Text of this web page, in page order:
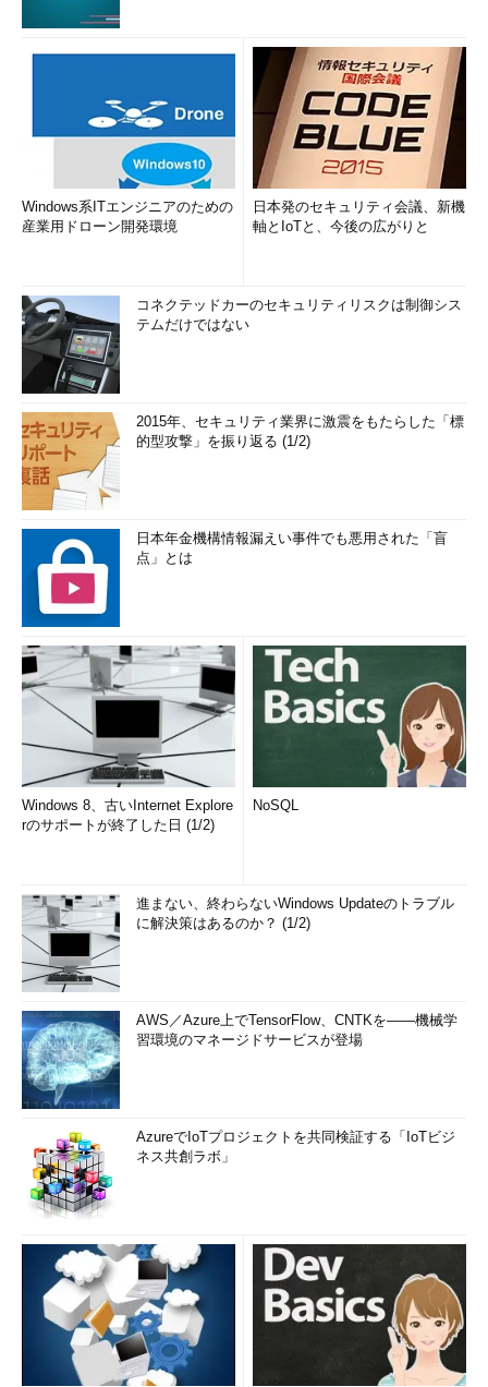
Windows系ITエンジニアのための
産業用ドローン開発環境
日本発のセキュリティ会議、新機
軸とIoTと、今後の広がりと
コネクテッドカーのセキュリティリスクは制御シス
テムだけではない
2015年、セキュリティ業界に激震をもたらした「標
的型攻撃」を振り返る (1/2)
日本年金機構情報漏えい事件でも悪用された「盲
点」とは
Windows 8、古いInternet Explore
rのサポートが終了した日 (1/2)
NoSQL
進まない、終わらないWindows Updateのトラブル
に解決策はあるのか？ (1/2)
AWS／Azure上でTensorFlow、CNTKを――機械学
習環境のマネージドサービスが登場
AzureでIoTプロジェクトを共同検証する「IoTビジ
ネス共創ラボ」